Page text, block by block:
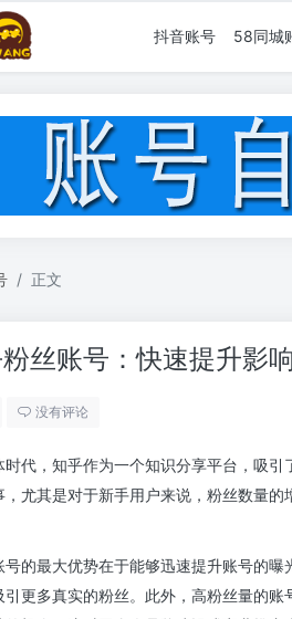
抖音账号 58同城
正文
丝账号：快速提升影
没有评论
时代，知乎作为一个知识分享平台，吸
，尤其是对于新手用户来说，粉丝数量
号的最大优势在于能够迅速提升账号的
更多真实的粉丝。此外，高粉丝量的